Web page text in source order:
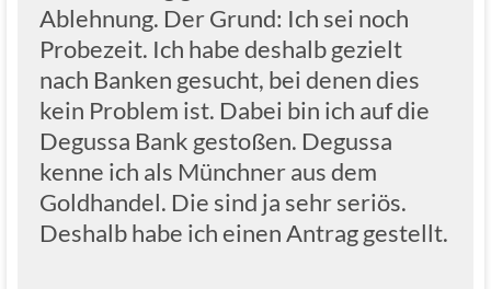
Ablehnung. Der Grund: Ich sei noch
Probezeit. Ich habe deshalb gezielt
nach Banken gesucht, bei denen dies
kein Problem ist. Dabei bin ich auf die
Degussa Bank gestoßen. Degussa
kenne ich als Münchner aus dem
Goldhandel. Die sind ja sehr seriös.
Deshalb habe ich einen Antrag gestellt.